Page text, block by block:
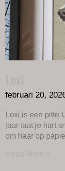
februari 20,
Loxi is een pitte
jaar laat je hart
om haar op